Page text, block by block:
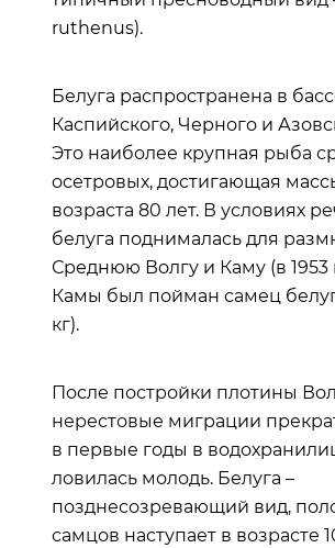
ruthenus).
Белуга распространена в
Каспийского, Черного и
Это наиболее крупная рыба
осетровых, достигающая
возраста 80 лет. В условиях
белуга поднималась для
Среднюю Волгу и Каму (в 1953
Камы был пойман самец
кг).
После постройки плотины
нерестовые миграции
в первые годы в
ловилась молодь. Белуга –
позднесозревающий вид,
самцов наступает в возрасте